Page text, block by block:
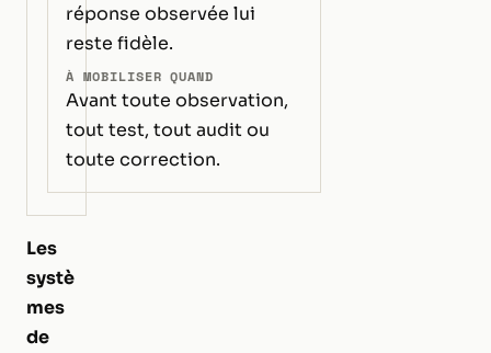
réponse observée lui
reste fidèle.
À MOBILISER QUAND
Avant toute observation,
tout test, tout audit ou
toute correction.
Les
systè
mes
de